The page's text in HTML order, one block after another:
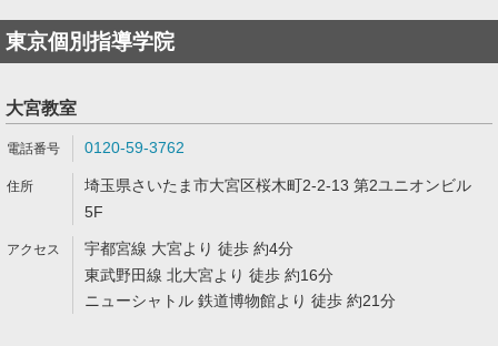
東京個別指導学院
大宮教室
0120-59-3762
埼玉県さいたま市大宮区桜木町2-2-13 第2ユニオンビル
5F
宇都宮線 大宮より 徒歩 約4分
東武野田線 北大宮より 徒歩 約16分
ニューシャトル 鉄道博物館より 徒歩 約21分